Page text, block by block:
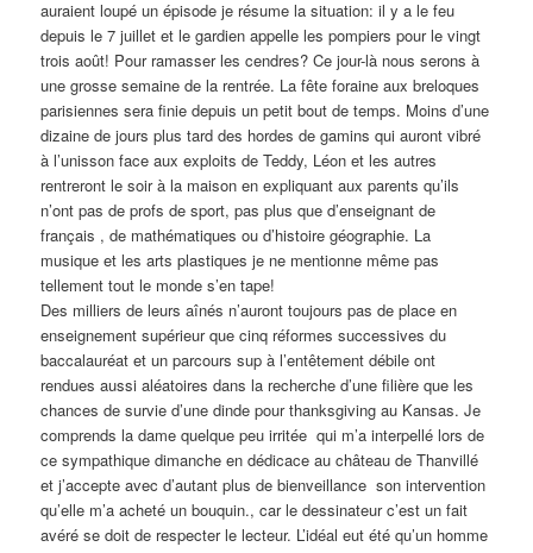
auraient loupé un épisode je résume la situation: il y a le feu
depuis le 7 juillet et le gardien appelle les pompiers pour le vingt
trois août! Pour ramasser les cendres? Ce jour-là nous serons à
une grosse semaine de la rentrée. La fête foraine aux breloques
parisiennes sera finie depuis un petit bout de temps. Moins d’une
dizaine de jours plus tard des hordes de gamins qui auront vibré
à l’unisson face aux exploits de Teddy, Léon et les autres
rentreront le soir à la maison en expliquant aux parents qu’ils
n’ont pas de profs de sport, pas plus que d’enseignant de
français , de mathématiques ou d’histoire géographie. La
musique et les arts plastiques je ne mentionne même pas
tellement tout le monde s’en tape!
Des milliers de leurs aînés n’auront toujours pas de place en
enseignement supérieur que cinq réformes successives du
baccalauréat et un parcours sup à l’entêtement débile ont
rendues aussi aléatoires dans la recherche d’une filière que les
chances de survie d’une dinde pour thanksgiving au Kansas. Je
comprends la dame quelque peu irritée qui m’a interpellé lors de
ce sympathique dimanche en dédicace au château de Thanvillé
et j’accepte avec d’autant plus de bienveillance son intervention
qu’elle m’a acheté un bouquin., car le dessinateur c’est un fait
avéré se doit de respecter le lecteur. L’idéal eut été qu’un homme